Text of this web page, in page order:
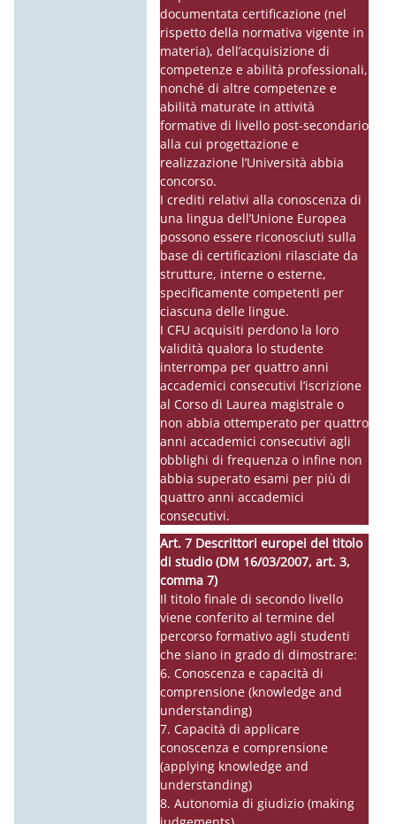
documentata certificazione (nel
rispetto della normativa vigente in
materia), dell’acquisizione di
competenze e abilità professionali,
nonché di altre competenze e
abilità maturate in attività
formative di livello post-secondario
alla cui progettazione e
realizzazione l’Università abbia
concorso.
I crediti relativi alla conoscenza di
una lingua dell’Unione Europea
possono essere riconosciuti sulla
base di certificazioni rilasciate da
strutture, interne o esterne,
specificamente competenti per
ciascuna delle lingue.
I CFU acquisiti perdono la loro
validità qualora lo studente
interrompa per quattro anni
accademici consecutivi l’iscrizione
al Corso di Laurea magistrale o
non abbia ottemperato per quattro
anni accademici consecutivi agli
obblighi di frequenza o infine non
abbia superato esami per più di
quattro anni accademici
consecutivi.
Art. 7 Descrittori europei del titolo
di studio (DM 16/03/2007, art. 3,
comma 7)
Il titolo finale di secondo livello
viene conferito al termine del
percorso formativo agli studenti
che siano in grado di dimostrare:
6. Conoscenza e capacità di
comprensione (knowledge and
understanding)
7. Capacità di applicare
conoscenza e comprensione
(applying knowledge and
understanding)
8. Autonomia di giudizio (making